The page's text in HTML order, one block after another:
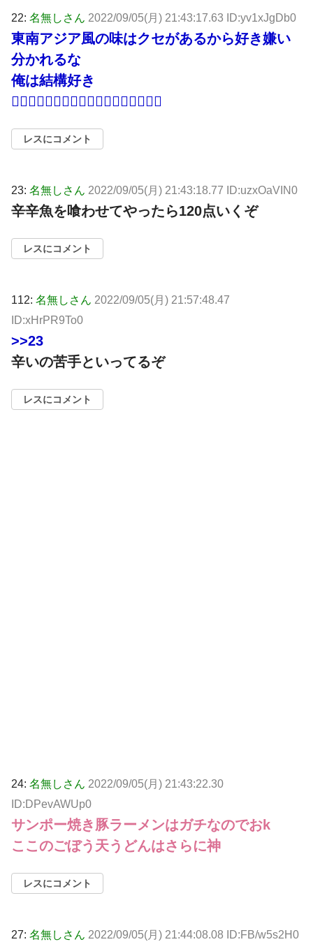
22: 名無しさん 2022/09/05(月) 21:43:17.63 ID:yv1xJgDb0
東南アジア風の味はクセがあるから好き嫌い
分かれるな
俺は結構好き
👍🏻👍🏻👍🏻👍🏻👍🏻👍🏻👍🏻👍🏻👍🏻
レスにコメント
23: 名無しさん 2022/09/05(月) 21:43:18.77 ID:uzxOaVIN0
辛辛魚を喰わせてやったら120点いくぞ
レスにコメント
112: 名無しさん 2022/09/05(月) 21:57:48.47
ID:xHrPR9To0
>>23
辛いの苦手といってるぞ
レスにコメント
24: 名無しさん 2022/09/05(月) 21:43:22.30
ID:DPevAWUp0
サンポー焼き豚ラーメンはガチなのでおk
ここのごぼう天うどんはさらに神
レスにコメント
27: 名無しさん 2022/09/05(月) 21:44:08.08 ID:FB/w5s2H0